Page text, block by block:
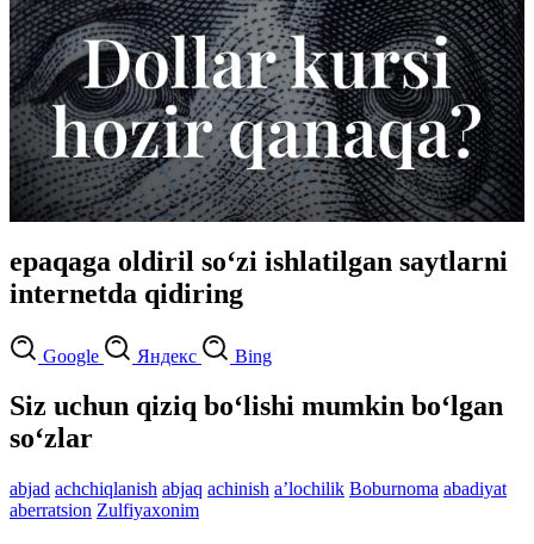
epaqaga oldiril so‘zi ishlatilgan saytlarni
internetda qidiring
Google Яндекс Bing
Siz uchun qiziq bo‘lishi mumkin bo‘lgan
so‘zlar
abjad achchiqlanish abjaq achinish aʼlochilik Boburnoma abadiyat
aberratsion Zulfiyaxonim